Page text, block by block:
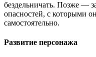
бездельничать. Позже —
опасностей, с которыми
самостоятельно.
Развитие персонажа